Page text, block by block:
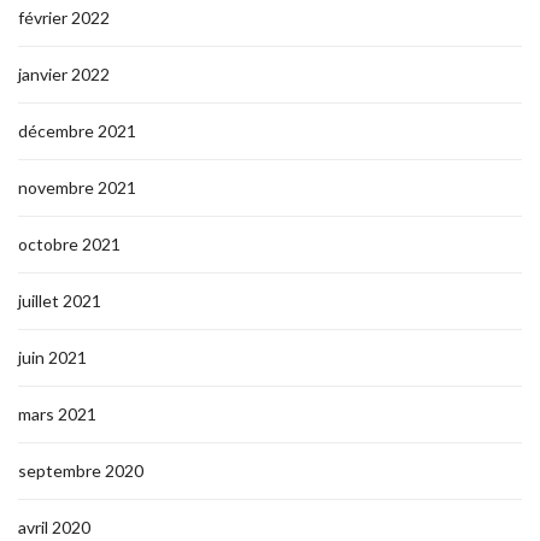
février 2022
janvier 2022
décembre 2021
novembre 2021
octobre 2021
juillet 2021
juin 2021
mars 2021
septembre 2020
avril 2020